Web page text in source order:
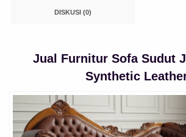
DISKUSI (0)
Jual Furnitur Sofa Sudut
Synthetic